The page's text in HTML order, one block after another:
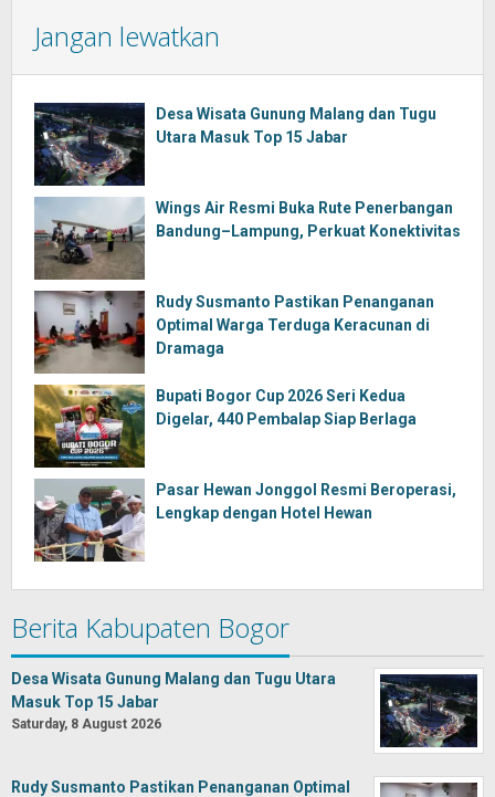
Jangan lewatkan
Desa Wisata Gunung Malang dan Tugu
Utara Masuk Top 15 Jabar
Wings Air Resmi Buka Rute Penerbangan
Bandung–Lampung, Perkuat Konektivitas
Rudy Susmanto Pastikan Penanganan
Optimal Warga Terduga Keracunan di
Dramaga
Bupati Bogor Cup 2026 Seri Kedua
Digelar, 440 Pembalap Siap Berlaga
Pasar Hewan Jonggol Resmi Beroperasi,
Lengkap dengan Hotel Hewan
Berita Kabupaten Bogor
Desa Wisata Gunung Malang dan Tugu Utara
Masuk Top 15 Jabar
Saturday, 8 August 2026
Rudy Susmanto Pastikan Penanganan Optimal